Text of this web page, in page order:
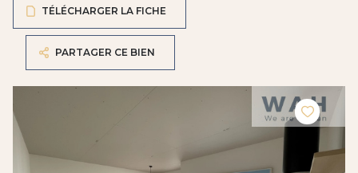
TÉLÉCHARGER LA FICHE
PARTAGER CE BIEN